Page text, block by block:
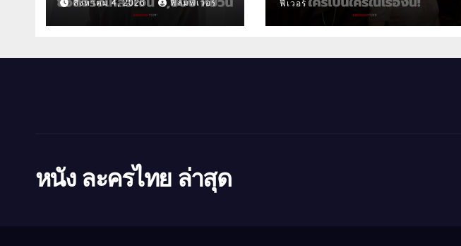
สิงหาคม 4, 2026 ฟิล์มฟีเวอร์ ฟีเวอร์
หนัง ละครไทย ล่าสุด